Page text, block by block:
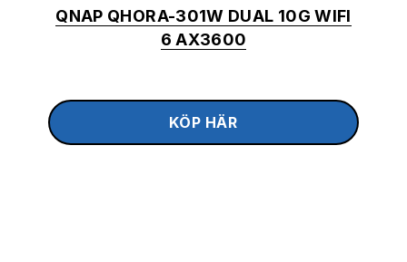
QNAP QHORA-301W DUAL 10G WIFI
6 AX3600